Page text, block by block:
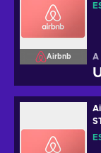
Airbnb A